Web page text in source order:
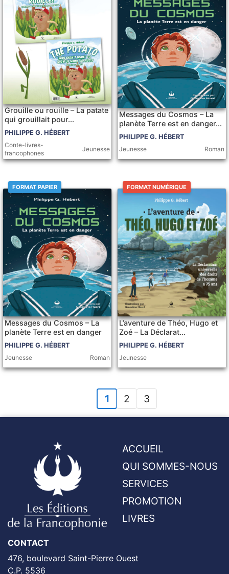
Grouille ou rouille – La patate
qui grouillait pour...
PHILIPPE G. HÉBERT
Conte-livres-
francophones
Jeunesse
Messages du Cosmos – La
planète Terre est en danger...
PHILIPPE G. HÉBERT
Jeunesse
Roman
FORMAT PAPIER
Messages du Cosmos – La
planète Terre est en danger
PHILIPPE G. HÉBERT
Jeunesse
Roman
FORMAT NUMÉRIQUE
L’aventure de Théo, Hugo et
Zoé – La Déclarat...
PHILIPPE G. HÉBERT
Jeunesse
1 2 3
ACCUEIL
QUI SOMMES-NOUS
SERVICES
PROMOTION
LIVRES
CONTACT
476, boulevard Saint-Pierre Ouest
C.P. 5536